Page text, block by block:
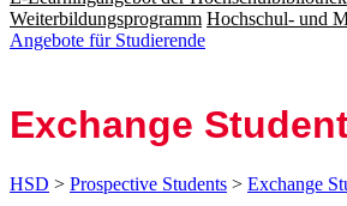
Weiterbildungsprogramm Hochschul- und
Angebote für Studierende
Exchange
HSD > Prospective Students > Exchange